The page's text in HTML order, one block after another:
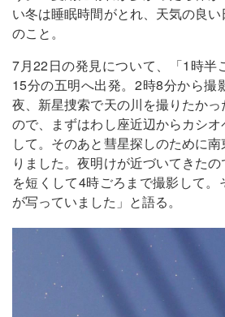
い冬は睡眠時間がとれ、天気の良
のこと。
7月22日の発見について、「1時半
15分の五明へ出発。2時8分から撮
夜、新星捜索で天の川を撮りたか
ので、まずはわし座近辺からカシ
して。そのあと彗星探しのために
りました。夜明けが近づいてきた
を短くして4時ごろまで撮影して。
が写っていました」と語る。